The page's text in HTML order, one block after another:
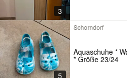
3
5
Schorndorf
Aquaschuhe *
* Größe 23/24